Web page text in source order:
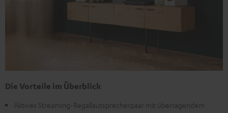
Die Vorteile im Überblick
Aktives Streaming-Regallautsprecherpaar mit überragendem